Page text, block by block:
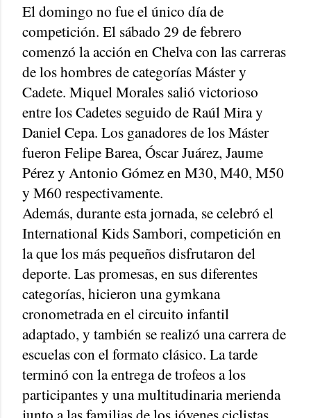
El domingo no fue el único día de
competición. El sábado 29 de febrero
comenzó la acción en Chelva con las carreras
de los hombres de categorías Máster y
Cadete. Miquel Morales salió victorioso
entre los Cadetes seguido de Raúl Mira y
Daniel Cepa. Los ganadores de los Máster
fueron Felipe Barea, Óscar Juárez, Jaume
Pérez y Antonio Gómez en M30, M40, M50
y M60 respectivamente.
Además, durante esta jornada, se celebró el
International Kids Sambori, competición en
la que los más pequeños disfrutaron del
deporte. Las promesas, en sus diferentes
categorías, hicieron una gymkana
cronometrada en el circuito infantil
adaptado, y también se realizó una carrera de
escuelas con el formato clásico. La tarde
terminó con la entrega de trofeos a los
participantes y una multitudinaria merienda